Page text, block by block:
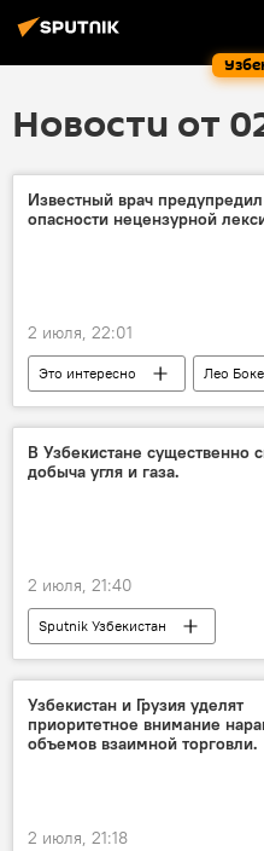
Новости от
Известный врач
опасности нецензурной
2 июля, 22:01
Это интересно
Лео
здоровье
заболевания
мнение эксперта
В Узбекистане существенно
добыча угля и газа.
2 июля, 21:40
Sputnik Узбекистан
Узбекистан и Грузия уделят
приоритетное внимание
объемов взаимной торговли.
2 июля, 21:18